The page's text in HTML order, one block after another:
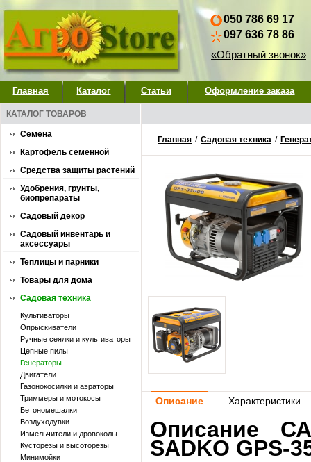
050 786 69 17
097 636 78 86
«Обратный звонок»
Главная Каталог Статьи Оформление заказа
КАТАЛОГ ТОВАРОВ
Семена
Картофель семенной
Средства защиты растений
Удобрения, грунты,
биопрепараты
Садовый декор
Садовый инвентарь и
аксессуары
Теплицы и парники
Товары для дома
Садовая техника
Культиваторы
Опрыскиватели
Ручные сеялки и культиваторы
Цепные пилы
Генераторы
Двигатели
Газонокосилки и аэраторы
Триммеры и мотокосы
Бетономешалки
Воздуходувки
Измельчители и дровоколы
Кусторезы и высоторезы
Минимойки
Главная / Садовая техника /
Описание Характеристики
Описание
SADKO GPS-